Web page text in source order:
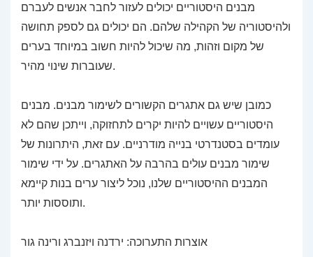
מבנים היסטוריים יכולים לעזור לחבר אנשים לעברם
ולהיסטוריה של הקהילה שלהם. הם יכולים גם לספק תחושה
של מקום וזהות, מה שיכול להיות חשוב במיוחד בערים
שעוברות שינוי מהיר.
כמובן שיש גם אתגרים הקשורים לשימור מבנים. מבנים
היסטוריים עשויים להיות יקרים לתחזוקה, וייתכן שהם לא
עומדים בסטנדרטי בנייה מודרניים. עם זאת, היתרונות של
שימור מבנים עולים בהרבה על האתגרים. על ידי שימור
המבנים ההיסטוריים שלנו, נוכל ליצור ערים בנות קיימא
ותוססות יותר.
אוצרות התערוכה: ירדנה ויזנברג ורינה גור